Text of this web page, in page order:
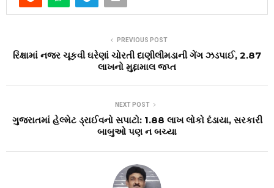
PREVIOUS POST
રિક્ષામાં નજર ચૂકવી ઘરેણાં ચોરતી દાણીલીમડાની ગેંગ ઝડપાઈ, ₹2.87
લાખનો મુદ્દામાલ જપ્ત
NEXT POST
ગુજરાતમાં હેલ્મેટ ડ્રાઈવનો સપાટો: 1.88 લાખ લોકો દંડાયા, સરકારી
બાબુઓ પણ ન બચ્યા